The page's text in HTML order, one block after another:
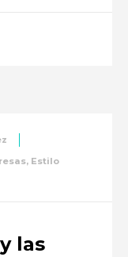
, Estilo
las